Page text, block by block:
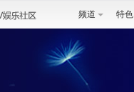
频道 特色